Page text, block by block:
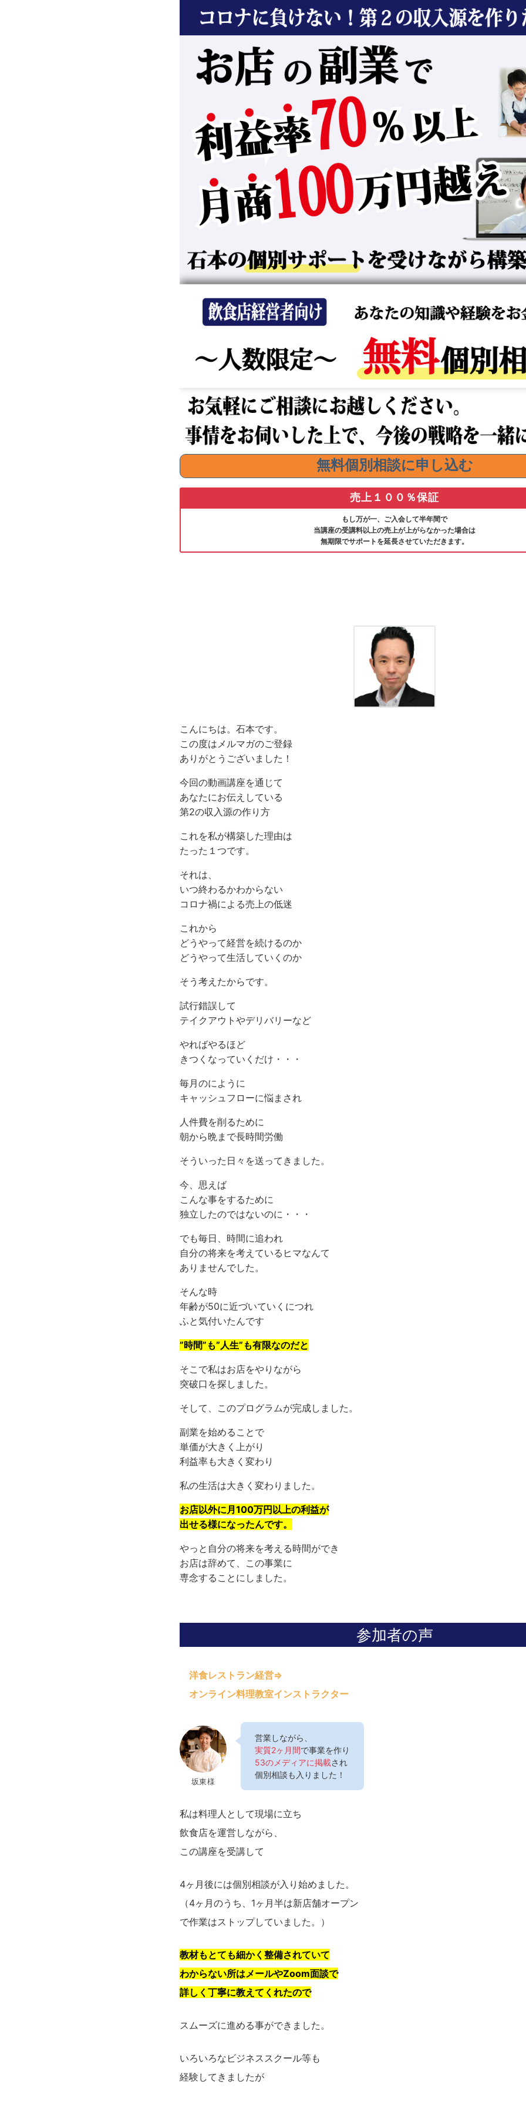
無料個別相談に申し込む
売上１００％保証
もし万が一、ご入会して半年間で
当講座の受講料以上の売上が上がらなかった場合は
無期限でサポートを延長させていただきます。
こんにちは。石本です。
この度はメルマガのご登録
ありがとうございました！
今回の動画講座を通じて
あなたにお伝えしている
第2の収入源の作り方
これを私が構築した理由は
たった１つです。
それは、
いつ終わるかわからない
コロナ禍による売上の低迷
これから
どうやって経営を続けるのか
どうやって生活していくのか
そう考えたからです。
試行錯誤して
テイクアウトやデリバリーなど
やればやるほど
きつくなっていくだけ・・・
毎月のにように
キャッシュフローに悩まされ
人件費を削るために
朝から晩まで長時間労働
そういった日々を送ってきました。
今、思えば
こんな事をするために
独立したのではないのに・・・
でも毎日、時間に追われ
自分の将来を考えているヒマなんて
ありませんでした。
そんな時
年齢が50に近づいていくにつれ
ふと気付いたんです
”時間”も”人生”も有限なのだと
そこで私はお店をやりながら
突破口を探しました。
そして、このプログラムが完成しました。
副業を始めることで
単価が大きく上がり
利益率も大きく変わり
私の生活は大きく変わりました。
お店以外に月100万円以上の利益が
出せる様になったんです。
やっと自分の将来を考える時間ができ
お店は辞めて、この事業に
専念することにしました。
参加者の声
洋食レストラン経営⇒
オンライン料理教室インストラクター
坂東様
営業しながら、
実質2ヶ月間で事業を作り
53のメディアに掲載され
個別相談も入りました！
私は料理人として現場に立ち
飲食店を運営しながら、
この講座を受講して
4ヶ月後には個別相談が入り始めました。
（4ヶ月のうち、1ヶ月半は新店舗オープン
で作業はストップしていました。）
教材もとても細かく整備されていて
わからない所はメールやZoom面談で
詳しく丁寧に教えてくれたので
スムーズに進める事ができました。
いろいろなビジネススクール等も
経験してきましたが